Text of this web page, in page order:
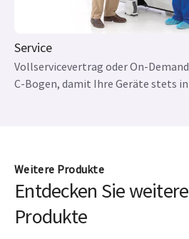
Service
Vollservicevertrag oder On-
C-Bogen, damit Ihre Geräte stets
Weitere Produkte
Entdecken Sie
Produkte